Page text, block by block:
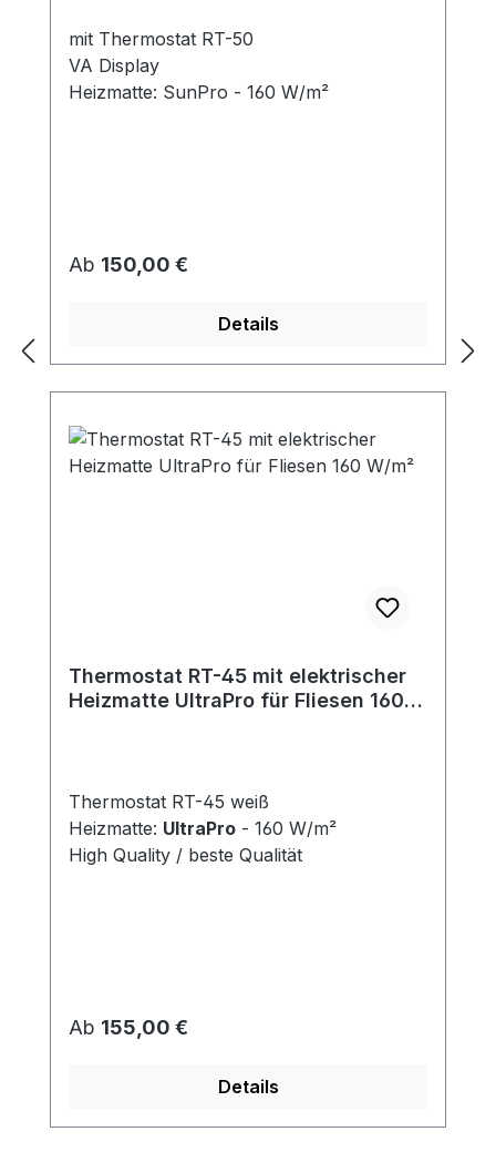
mit Thermostat RT-50
VA Display
Heizmatte: SunPro - 160 W/m²
Regulärer Preis:
Ab 150,00 €
Details
Thermostat RT-45 mit elektrischer
Heizmatte UltraPro für Fliesen 160
Thermostat RT-45 weiß
Heizmatte: UltraPro - 160 W/m²
High Quality / beste Qualität
Regulärer Preis:
Ab 155,00 €
Details